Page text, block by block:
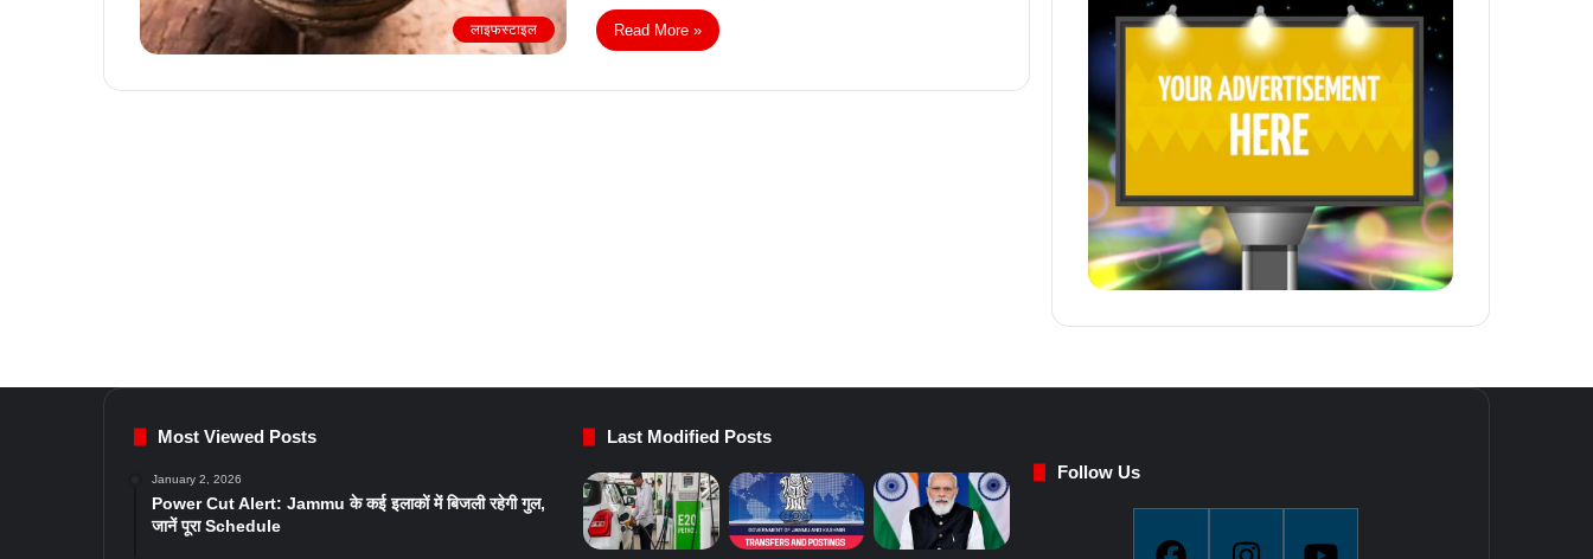
लाइफस्टाइल Read More »
Most Viewed Posts
January 2, 2026
Power Cut Alert: Jammu के कई इलाकों में बिजली रहेगी गुल,
जानें पूरा Schedule
Last Modified Posts
Follow Us